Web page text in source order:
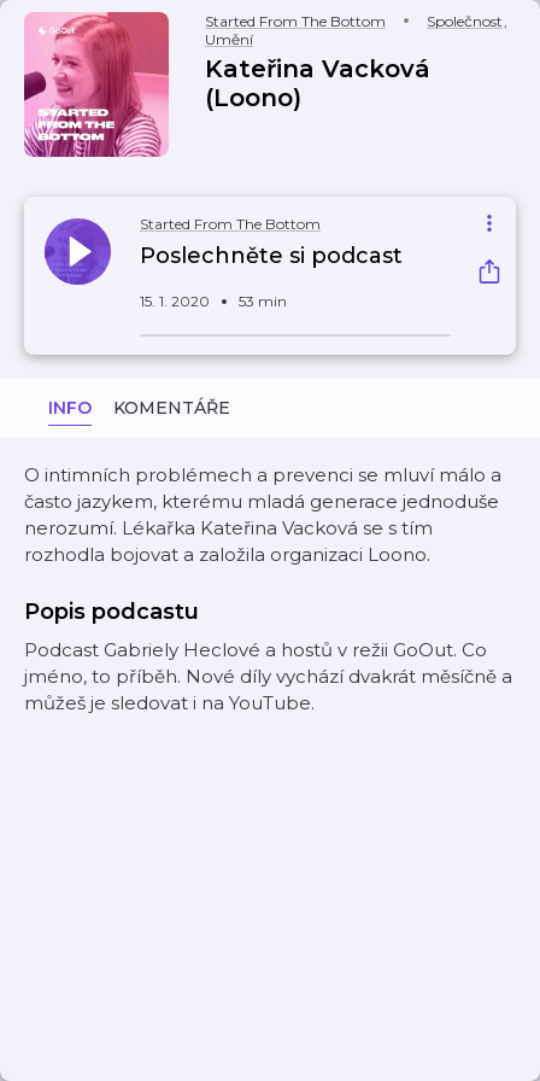
Started From The Bottom Společnost,
Umění
Kateřina Vacková
(Loono)
Started From The Bottom
Poslechněte si podcast
15. 1. 2020 53 min
INFO KOMENTÁŘE
O intimních problémech a prevenci se mluví málo a
často jazykem, kterému mladá generace jednoduše
nerozumí. Lékařka Kateřina Vacková se s tím
rozhodla bojovat a založila organizaci Loono.
Popis podcastu
Podcast Gabriely Heclové a hostů v režii GoOut. Co
jméno, to příběh. Nové díly vychází dvakrát měsíčně a
můžeš je sledovat i na YouTube.